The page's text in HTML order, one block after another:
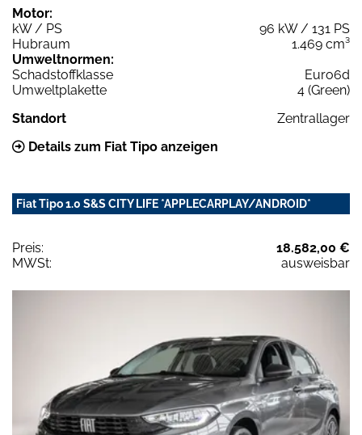
Motor:
kW / PS
96 kW / 131 PS
Hubraum
1.469 cm³
Umweltnormen:
Schadstoffklasse
Euro6d
Umweltplakette
4 (Green)
Standort
Zentrallager
Details zum Fiat Tipo anzeigen
Fiat Tipo 1.0 S&S CITY LIFE *APPLECARPLAY/ANDROID*
Preis:
18.582,00 €
MWSt:
ausweisbar